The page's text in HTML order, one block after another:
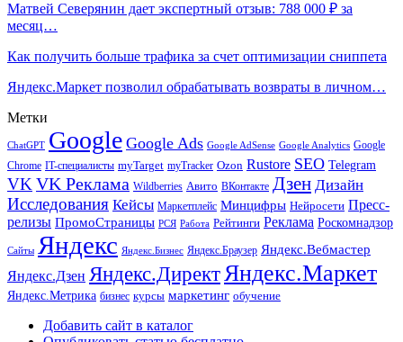
Матвей Северянин дает экспертный отзыв: 788 000 ₽ за
месяц…
Как получить больше трафика за счет оптимизации сниппета
Яндекс.Маркет позволил обрабатывать возвраты в личном…
Метки
ChatGPT Google Google Ads Google AdSense Google Analytics Google
Chrome IT-специалисты myTarget myTracker Ozon Rustore SEO Telegram
VK VK Реклама Wildberries Авито ВКонтакте Дзен Дизайн
Исследования Кейсы Маркетплейс Минцифры Нейросети Пресс-
релизы ПромоСтраницы РСЯ Работа Рейтинги Реклама Роскомнадзор
Сайты Яндекс Яндекс.Бизнес Яндекс.Браузер Яндекс.Вебмастер
Яндекс.Дзен Яндекс.ДиректЯндекс.Маркет
Яндекс.Метрика бизнес курсы маркетинг обучение
Добавить сайт в каталог